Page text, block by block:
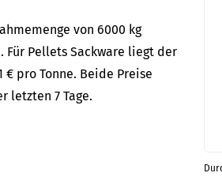
von 6000 kg
Für Pellets Sackware liegt der
€ pro Tonne. Beide Preise
letzten 7 Tage.